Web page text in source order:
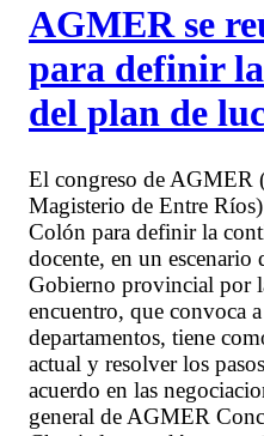
AGMER se
para definir
del plan de
El congreso de AGMER
Magisterio de Entre Ríos)
Colón para definir la
docente, en un
Gobierno provincial por
encuentro, que convoca
departamentos, tiene
actual y resolver los
acuerdo en las
general de AGMER